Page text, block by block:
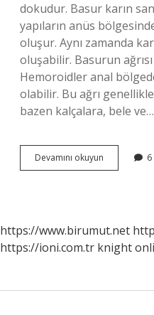
dokudur. Basur karın
yapıların anüs
oluşur. Aynı zamanda
oluşabilir. Basurun
Hemoroidler anal
olabilir. Bu ağrı
bazen kalçalara, bele ve…
Devamını okuyun
Gaz
https://www.birumut.net
https://ioni.com.tr knight